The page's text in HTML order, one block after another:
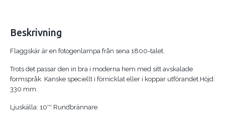
Beskrivning
Flaggskär är en fotogenlampa från sena 1800-talet.
Trots det passar den in bra i moderna hem med sitt avskalade
formspråk. Kanske speciellt i förnicklat eller i koppar utförandet.Höjd:
330 mm.
Ljuskälla: 10''' Rundbrännare.